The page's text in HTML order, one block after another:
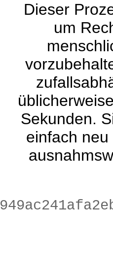
Dieser
um
Sekunden.
einfach